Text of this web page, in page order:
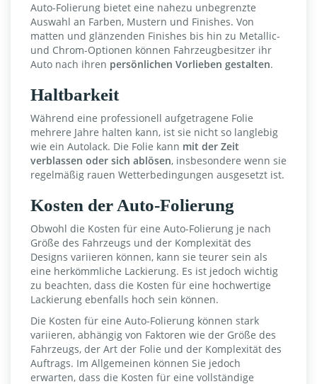
Auto-Folierung bietet eine nahezu unbegrenzte
Auswahl an Farben, Mustern und Finishes. Von
matten und glänzenden Finishes bis hin zu Metallic-
und Chrom-Optionen können Fahrzeugbesitzer ihr
Auto nach ihren persönlichen Vorlieben gestalten.
Haltbarkeit
Während eine professionell aufgetragene Folie
mehrere Jahre halten kann, ist sie nicht so langlebig
wie ein Autolack. Die Folie kann mit der Zeit
verblassen oder sich ablösen, insbesondere wenn sie
regelmäßig rauen Wetterbedingungen ausgesetzt ist.
Kosten der Auto-Folierung
Obwohl die Kosten für eine Auto-Folierung je nach
Größe des Fahrzeugs und der Komplexität des
Designs variieren können, kann sie teurer sein als
eine herkömmliche Lackierung. Es ist jedoch wichtig
zu beachten, dass die Kosten für eine hochwertige
Lackierung ebenfalls hoch sein können.
Die Kosten für eine Auto-Folierung können stark
variieren, abhängig von Faktoren wie der Größe des
Fahrzeugs, der Art der Folie und der Komplexität des
Auftrags. Im Allgemeinen können Sie jedoch
erwarten, dass die Kosten für eine vollständige